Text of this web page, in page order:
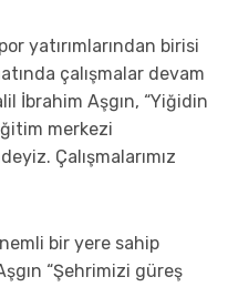
yatırımlarından birisi
çalışmalar devam
İbrahim Aşgın, “Yiğidin
merkezi
Çalışmalarımız
bir yere sahip
“Şehrimizi güreş